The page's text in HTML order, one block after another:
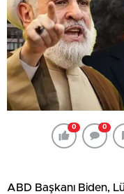
0 0
ABD Başkanı Biden,